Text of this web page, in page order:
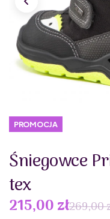
PROMOCJA
Śniegowce
tex
215,00 zł269,00